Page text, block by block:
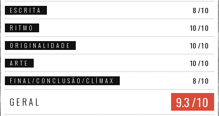
ESCRITA 8/10
RITMO 10/10
ORIGINALIDADE 10/10
ARTE 10/10
FINAL/CONCLUSÃO/CLÍMAX 8/10
GERAL 9.3/10